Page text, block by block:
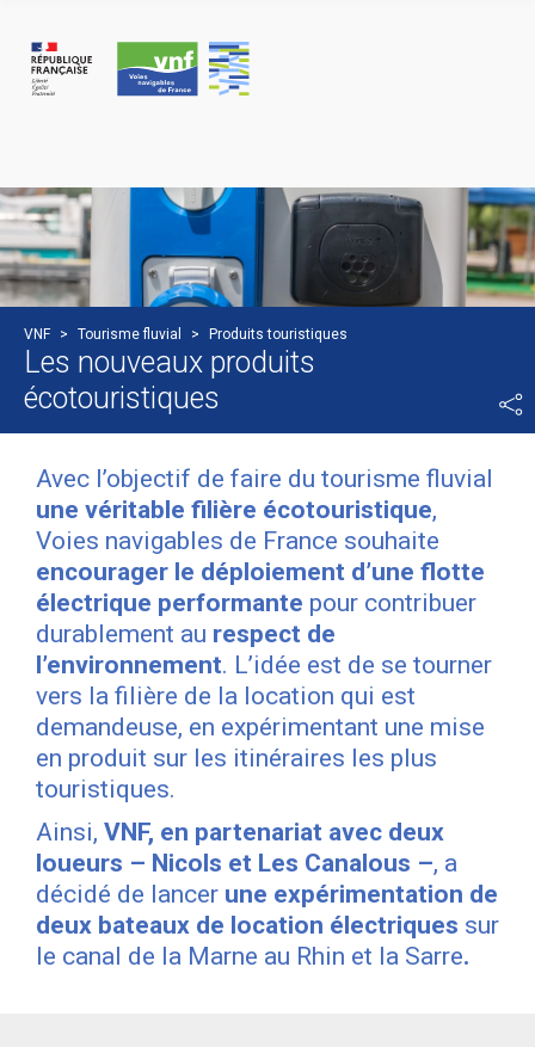
VNF > Tourisme fluvial > Produits touristiques
Les nouveaux produits
écotouristiques
Avec l’objectif de faire du tourisme fluvial
une véritable filière écotouristique,
Voies navigables de France souhaite
encourager le déploiement d’une flotte
électrique performante pour contribuer
durablement au respect de
l’environnement. L’idée est de se tourner
vers la filière de la location qui est
demandeuse, en expérimentant une mise
en produit sur les itinéraires les plus
touristiques.
Ainsi, VNF, en partenariat avec deux
loueurs – Nicols et Les Canalous –, a
décidé de lancer une expérimentation de
deux bateaux de location électriques sur
le canal de la Marne au Rhin et la Sarre.